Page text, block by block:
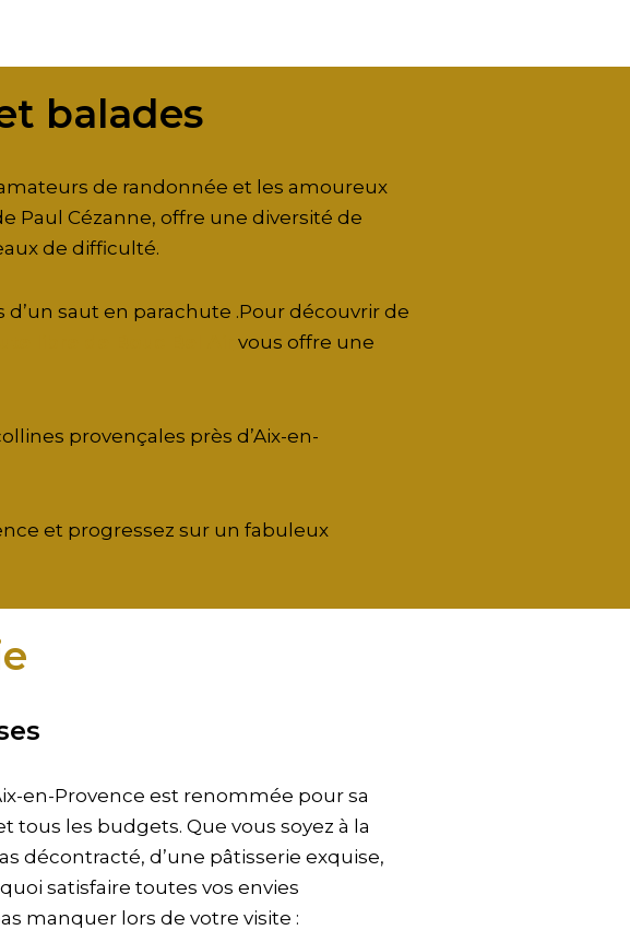
balades
de randonnée et les amoureux
Paul Cézanne, offre une diversité de
de difficulté.
saut en parachute .Pour découvrir de
vous offre une
provençales près d’Aix-en-
et progressez sur un fabuleux
en-Provence est renommée pour sa
les budgets. Que vous soyez à la
décontracté, d’une pâtisserie exquise,
satisfaire toutes vos envies
manquer lors de votre visite :